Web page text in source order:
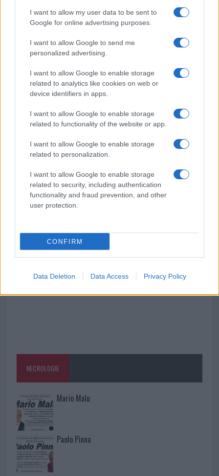
I want to allow my user data to be sent to
Google for online advertising purposes.
I want to allow Google to send me
personalized advertising.
I want to allow Google to enable storage
related to analytics like cookies on web or
device identifiers in apps.
I want to allow Google to enable storage
related to functionality of the website or app.
I want to allow Google to enable storage
related to personalization.
I want to allow Google to enable storage
related to security, including authentication
functionality and fraud prevention, and other
user protection.
CONFIRM
Data Deletion Data Access Privacy Policy
Sangue, musica e solidarietà con Avis Olbia al
va avanti: “Sicilia, ci sono”
Jovanotti, Gabry Ponte e Alfa: Olbia ombelico del
mondo per una notte
Giorgia Meloni a La Maddalena, la vicesindaco:
“Orgoglio e discrezione per visita privata̶…
Incendio nella notte a Olbia, a fuoco due furgoni
NECROLOGIE
Mario Malu
Paolo Pinna